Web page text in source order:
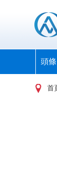
頭條
首